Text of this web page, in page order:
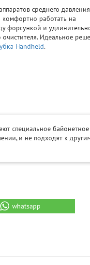
среднего давления
комфортно работать на
форсункой и
очистителя. Идеальное
Handheld.
специальное байонетное
и не подходят к
whatsapp